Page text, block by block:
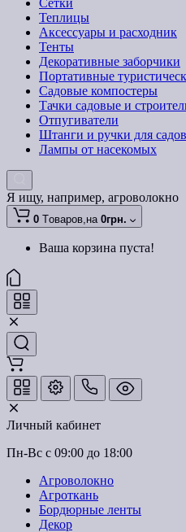
Сетки
Теплицы
Аксессуары и расходник
Тенты
Декоративные заборчики
Портативные
Садовые компостеры
Тачки садовые и
Отпугиватели
Штанги и ручки для
Лампы от насекомых
Я ищу, например, агроволокно
0 Tоваров,на 0грн.
Ваша корзина пуста!
Личный кабинет
Пн-Вс с 09:00 до 18:00
Агроволокно
Агроткань
Бордюрные ленты
Декор